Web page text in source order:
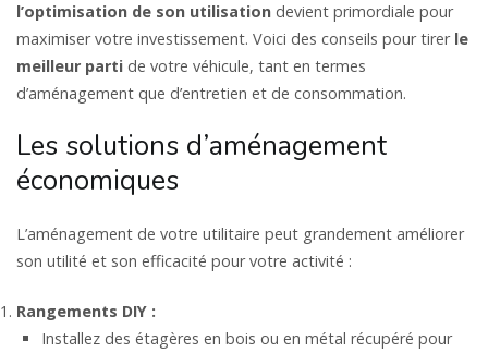
l’optimisation de son utilisation devient primordiale pour
maximiser votre investissement. Voici des conseils pour tirer le
meilleur parti de votre véhicule, tant en termes
d’aménagement que d’entretien et de consommation.
Les solutions d’aménagement
économiques
L’aménagement de votre utilitaire peut grandement améliorer
son utilité et son efficacité pour votre activité :
Rangements DIY :
Installez des étagères en bois ou en métal récupéré pour